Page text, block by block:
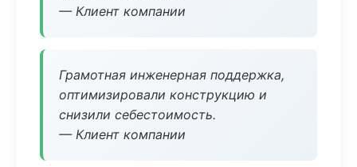
— Клиент компании
Грамотная инженерная поддержка,
оптимизировали конструкцию и
снизили себестоимость.
— Клиент компании